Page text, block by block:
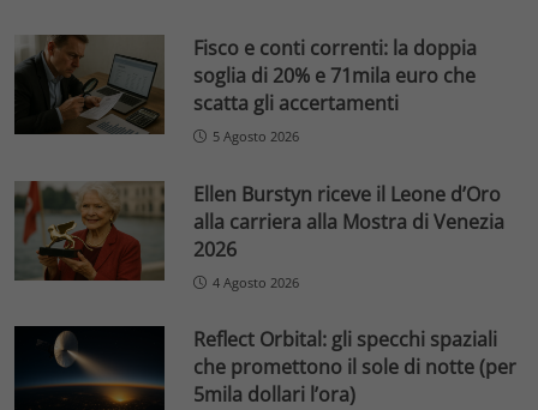
Fisco e conti correnti: la doppia
soglia di 20% e 71mila euro che
scatta gli accertamenti
5 Agosto 2026
Ellen Burstyn riceve il Leone d’Oro
alla carriera alla Mostra di Venezia
2026
4 Agosto 2026
Reflect Orbital: gli specchi spaziali
che promettono il sole di notte (per
5mila dollari l’ora)